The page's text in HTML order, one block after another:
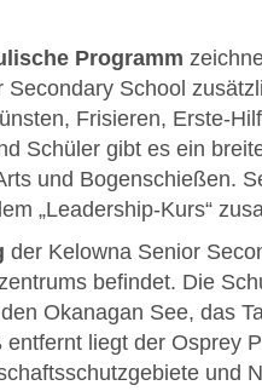
Programm
Secondary School
Frisieren, Erste-
Schüler gibt es ein
und Bogenschießen.
„Leadership-Kurs“
der Kelowna Senior
befindet. Die
Okanagan See, das
entfernt liegt der Osprey
und